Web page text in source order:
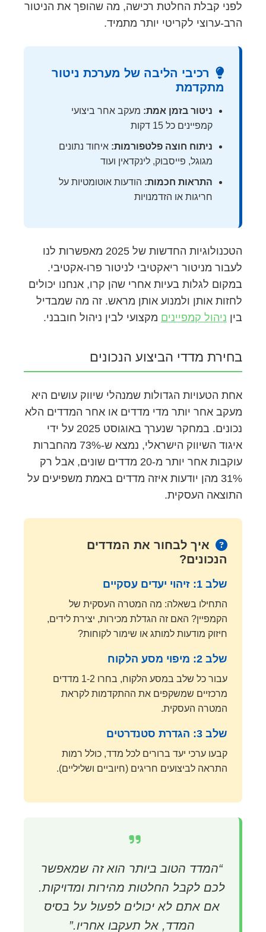
לפני קבלת החלטת רכישה, מה שהופך את הניטור
הרב-ערוצי לקריטי יותר מתמיד.
רכיבי הליבה של מערכת ניטור
מתקדמת
ניטור בזמן אמת: מעקב אחר ביצועי
קמפיינים כל 15 דקות
ניתוח חוצה פלטפורמות: איחוד נתונים
מגוגל, פייסבוק, לינקדאין ועוד
התראות חכמות: הודעות אוטומטיות על
חריגות או הזדמנויות
הטכנולוגיות החדשות של 2025 מאפשרות לנו
לעבור מניטור ריאקטיבי לניטור פרו-אקטיבי.
במקום לגלות בעיות אחרי שהן קרו, אנחנו יכולים
לחזות אותן ולמנוע אותן מראש. זה מה שמבדיל
בין ניהול קמפיינים מקצועי לבין ניהול חובבני.
בחירת מדדי הביצוע הנכונים
אחת הטעויות הגדולות שמנהלי שיווק עושים היא
מעקב אחר יותר מדי מדדים או אחר המדדים הלא
נכונים. במחקר שנערך באוגוסט 2025 על ידי
איגוד השיווק הישראלי, נמצא ש-73% מהחברות
עוקבות אחר יותר מ-20 מדדים שונים, אבל רק
31% מהן יודעות איזה מדדים באמת משפיעים על
התוצאה העסקית.
איך לבחור את המדדים
הנכונים?
שלב 1: זיהוי יעדים עסקיים
התחילו בשאלה: מה המטרה העסקית של
הקמפיין? האם זה הגדלת מכירות, יצירת לידים,
חיזוק מודעות למותג או שימור לקוחות?
שלב 2: מיפוי מסע הלקוח
עבור כל שלב במסע הלקוח, בחרו 1-2 מדדים
מרכזיים שמשקפים את ההתקדמות לקראת
המטרה העסקית.
שלב 3: הגדרת סטנדרטים
קבעו ערכי יעד ברורים לכל מדד, כולל רמות
התראה לביצועים חריגים (חיוביים ושליליים).
“המדד הטוב ביותר הוא זה שמאפשר
לכם לקבל החלטות מהירות ומדויקות.
אם אתם לא יכולים לפעול על בסיס
המדד, אל תעקבו אחריו.”